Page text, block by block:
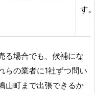
す
る場合でも、候補にな
らの業者に1社ずつ問い
山町まで出張できるか